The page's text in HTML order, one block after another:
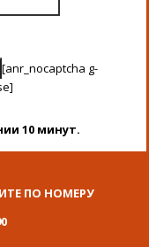
[anr_nocaptcha g-
10 минут.
ПО НОМЕРУ